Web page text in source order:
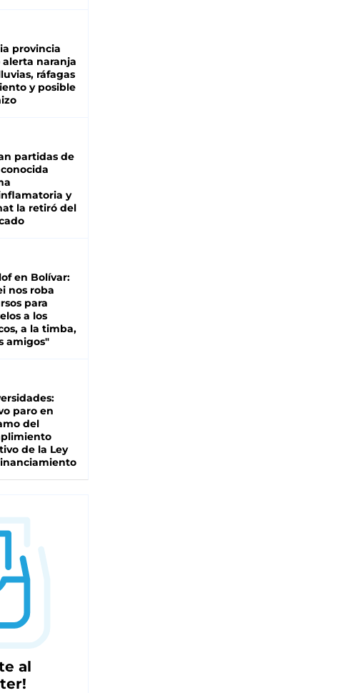
provincia
alerta naranja
ráfagas
y posible
partidas de
y
la retiró del
en Bolívar:
nos roba
para
a los
a la timba,
amigos"
paro en
del
de la Ley
al